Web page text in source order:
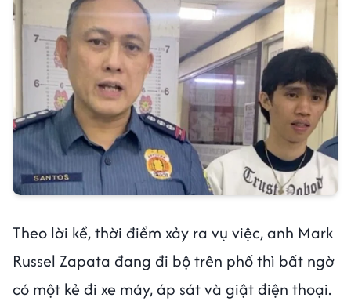
Theo lời kể, thời điểm xảy ra vụ việc, anh Mark
Russel Zapata đang đi bộ trên phố thì bất ngờ
có một kẻ đi xe máy, áp sát và giật điện thoại.